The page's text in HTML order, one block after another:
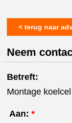
< terug naar
Neem
Betreft:
Montage
Aan: *